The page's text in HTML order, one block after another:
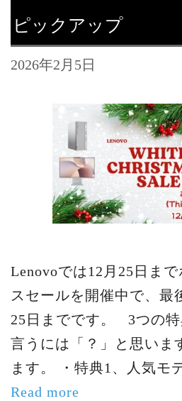
ピックアップ
2026年2月5日
Lenovoでは12月25日ま
スセールを開催中で、最
25日までです。 3つの特
言うには「？」と思いま
ます。 ・特典1、人気モ
Read more